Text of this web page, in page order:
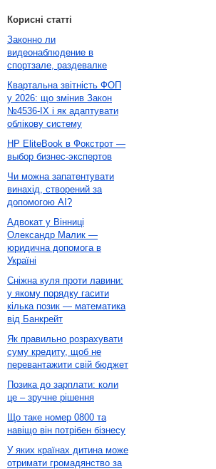
Корисні статті
Законно ли
видеонаблюдение в
спортзале, раздевалке
Квартальна звітність ФОП
у 2026: що змінив Закон
№4536-IX і як адаптувати
облікову систему
HP EliteBook в Фокстрот —
выбор бизнес-экспертов
Чи можна запатентувати
винахід, створений за
допомогою AI?
Адвокат у Вінниці
Олександр Малик —
юридична допомога в
Україні
Сніжна куля проти лавини:
у якому порядку гасити
кілька позик — математика
від Банкрейт
Як правильно розрахувати
суму кредиту, щоб не
перевантажити свій бюджет
Позика до зарплати: коли
це – зручне рішення
Що таке номер 0800 та
навіщо він потрібен бізнесу
У яких країнах дитина може
отримати громадянство за